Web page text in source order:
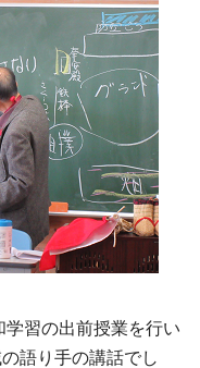
習の出前授業を行い
語り手の講話でし